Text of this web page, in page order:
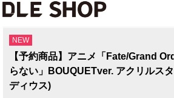
NEW
【予約商品】アニメ「Fate/Grand
らない」BOUQUETver. アクリルス
ディウス)